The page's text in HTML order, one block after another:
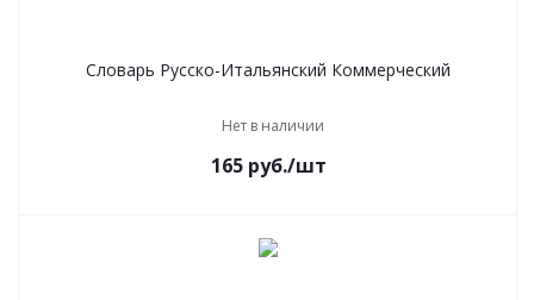
Словарь Русско-Итальянский Коммерческий
Нет в наличии
165руб./шт